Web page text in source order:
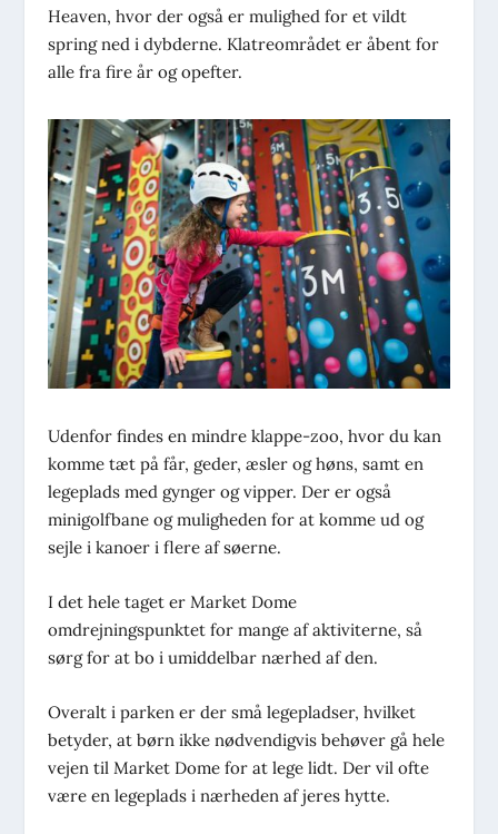
Heaven, hvor der også er mulighed for et vildt
spring ned i dybderne. Klatreområdet er åbent for
alle fra fire år og opefter.
Udenfor findes en mindre klappe-zoo, hvor du kan
komme tæt på får, geder, æsler og høns, samt en
legeplads med gynger og vipper. Der er også
minigolfbane og muligheden for at komme ud og
sejle i kanoer i flere af søerne.
I det hele taget er Market Dome
omdrejningspunktet for mange af aktiviterne, så
sørg for at bo i umiddelbar nærhed af den.
Overalt i parken er der små legepladser, hvilket
betyder, at børn ikke nødvendigvis behøver gå hele
vejen til Market Dome for at lege lidt. Der vil ofte
være en legeplads i nærheden af jeres hytte.